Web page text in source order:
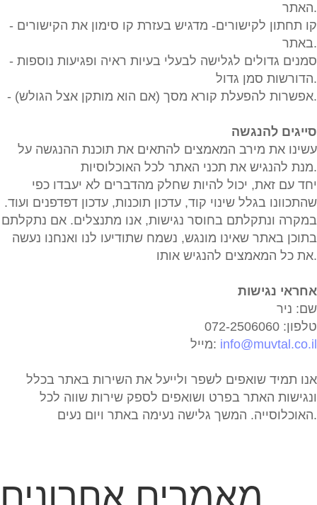
האתר.
- קו תחתון לקישורים- מדגיש בעזרת קו סימון את הקישורים
באתר.
- סמנים גדולים לגלישה לבעלי בעיות ראיה ופגיעות נוספות
הדורשות סמן גדול.
- אפשרות להפעלת קורא מסך (אם הוא מותקן אצל הגולש).
סייגים להנגשה
עשינו את מירב המאמצים להתאים את תוכנת ההנגשה על
מנת להנגיש את תכני האתר לכל האוכלוסיות.
יחד עם זאת, יכול להיות שחלק מהדברים לא יעבדו כפי
שהתכוונו בגלל שינוי קוד, עדכון תוכנות, עדכון דפדפנים ועוד.
במקרה ונתקלתם בחוסר נגישות, אנו מתנצלים. אם נתקלתם
בתוכן באתר שאינו מונגש, נשמח שתודיעו לנו ואנחנו נעשה
את כל המאמצים להנגיש אותו.
אחראי נגישות
שם: ניר
טלפון: 072-2506060
מייל: info@muvtal.co.il
אנו תמיד שואפים לשפר ולייעל את השירות באתר בכלל
ונגישות האתר בפרט ושואפים לספק שירות שווה לכל
האוכלוסייה. המשך גלישה נעימה באתר ויום נעים.
מאמרים אחרונים